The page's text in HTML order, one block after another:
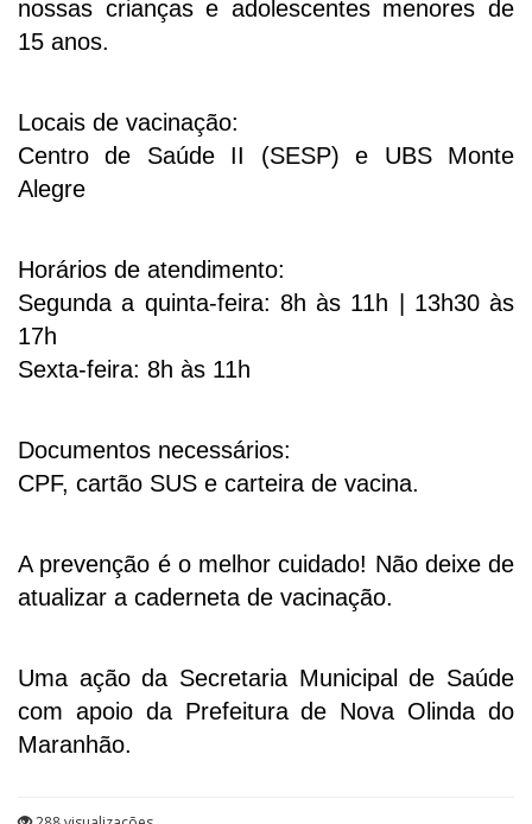
nossas crianças e adolescentes menores de
15 anos.
Locais de vacinação:
Centro de Saúde II (SESP) e UBS Monte
Alegre
Horários de atendimento:
Segunda a quinta-feira: 8h às 11h | 13h30 às
17h
Sexta-feira: 8h às 11h
Documentos necessários:
CPF, cartão SUS e carteira de vacina.
A prevenção é o melhor cuidado! Não deixe de
atualizar a caderneta de vacinação.
Uma ação da Secretaria Municipal de Saúde
com apoio da Prefeitura de Nova Olinda do
Maranhão.